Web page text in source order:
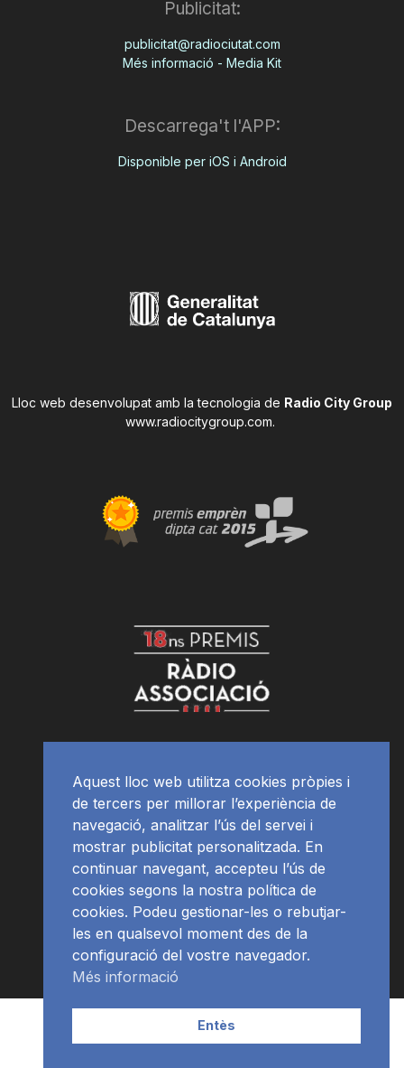
Publicitat:
publicitat@radiociutat.com
Més informació - Media Kit
Descarrega't l'APP:
Disponible per iOS i Android
Lloc web desenvolupat amb la tecnologia de Radio City Group
www.radiocitygroup.com.
APP Programació
Aquest lloc web utilitza cookies pròpies i
de tercers per millorar l’experiència de
navegació, analitzar l’ús del servei i
mostrar publicitat personalitzada. En
continuar navegant, accepteu l’ús de
cookies segons la nostra política de
cookies. Podeu gestionar-les o rebutjar-
les en qualsevol moment des de la
configuració del vostre navegador.
Més informació
Entès